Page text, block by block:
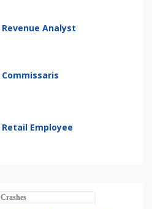
Revenue Analyst
Commissaris
Retail Employee
Crashes